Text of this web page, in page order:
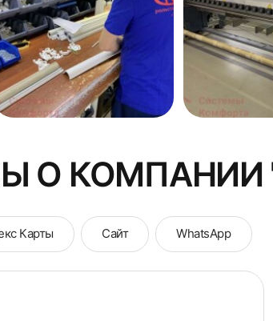
О
Карты Сайт WhatsApp